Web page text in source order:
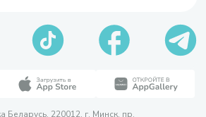
Беларусь, 220012, г. Минск, пр.